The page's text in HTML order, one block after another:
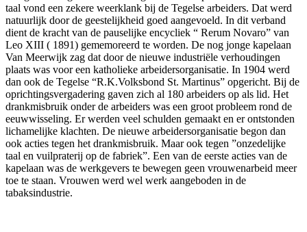
taal vond een zekere weerklank bij de Tegelse arbeiders. Dat werd
natuurlijk door de geestelijkheid goed aangevoeld. In dit verband
dient de kracht van de pauselijke encycliek “ Rerum Novaro” van
Leo XIII ( 1891) gememoreerd te worden. De nog jonge kapelaan
Van Meerwijk zag dat door de nieuwe industriële verhoudingen
plaats was voor een katholieke arbeidersorganisatie. In 1904 werd
dan ook de Tegelse “R.K.Volksbond St. Martinus” opgericht. Bij de
oprichtingsvergadering gaven zich al 180 arbeiders op als lid. Het
drankmisbruik onder de arbeiders was een groot probleem rond de
eeuwwisseling. Er werden veel schulden gemaakt en er ontstonden
lichamelijke klachten. De nieuwe arbeidersorganisatie begon dan
ook acties tegen het drankmisbruik. Maar ook tegen ”onzedelijke
taal en vuilpraterij op de fabriek”. Een van de eerste acties van de
kapelaan was de werkgevers te bewegen geen vrouwenarbeid meer
toe te staan. Vrouwen werd wel werk aangeboden in de
tabaksindustrie.